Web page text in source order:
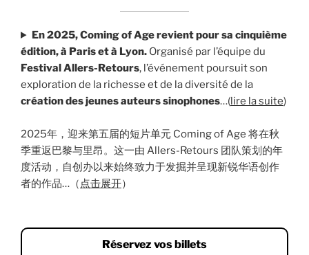
En 2025, Coming of Age revient pour sa cinquième
édition, à Paris et à Lyon. Organisé par l’équipe du
Festival Allers-Retours, l’événement poursuit son
exploration de la richesse et de la diversité de la
création des jeunes auteurs sinophones…(lire la suite)
2025年，迎来第五届的短片单元 Coming of Age 将在秋
季重返巴黎与里昂。这一由 Allers-Retours 团队策划的年
度活动，自创办以来始终致力于发掘并呈现新锐华语创作
者的作品…（ 点击展开）
Réservez vos billets